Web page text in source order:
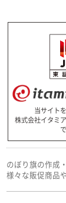
当サイト
株式会社イタミ
のぼり旗の作成
様々な販促商品